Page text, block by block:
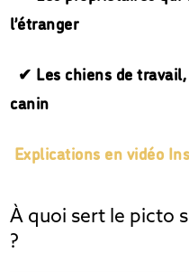
l’étranger
✔ Les chiens de travail,
canin
Explications en vidéo
À quoi sert le picto
?